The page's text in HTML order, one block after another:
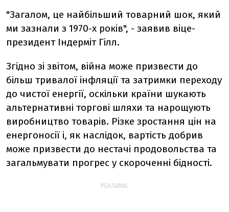
"Загалом, це найбільший товарний шок, який
ми зазнали з 1970-х років", - заявив віце-
президент Індерміт Гілл.
Згідно зі звітом, війна може призвести до
більш тривалої інфляції та затримки переходу
до чистої енергії, оскільки країни шукають
альтернативні торгові шляхи та нарощують
виробництво товарів. Різке зростання цін на
енергоносії і, як наслідок, вартість добрив
може призвести до нестачі продовольства та
загальмувати прогрес у скороченні бідності.
РЕКЛАМА: